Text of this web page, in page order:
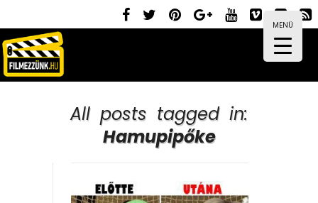
MENÜ
All posts tagged in:
Hamupipőke